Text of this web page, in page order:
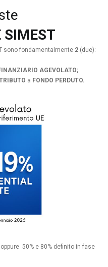
SIMEST
sono fondamentalmente 2 (due):
AGEVOLATO;
a FONDO PERDUTO.
oppure 50% e 80% definito in fase